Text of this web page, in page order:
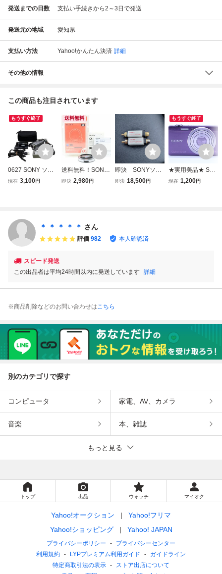
発送までの日数 支払い手続きから2～3日で発送
発送元の地域 愛知県
支払い方法 Yahoo!かんたん決済 詳細
その他の情報
この商品も注目されています
もうすぐ終了
0627 SONY ソニ
ー ビデオカメラ
現在 3,100円
送料無料
送料無料！SONY
ソニー MC PROT
即決 2,980円
即決 SONYソニ
ー MC型カートリ
即決 18,500円
もうすぐ終了
★実用美品★ SO
NY ソニー SONY
現在 1,200円
＊ ＊ ＊ ＊ ＊ さん
評価 982 本人確認済
スピード発送
この出品者は平均24時間以内に発送しています 詳細
※商品削除などのお問い合わせはこちら
別のカテゴリで探す
コンピュータ 家電、AV、カメラ
音楽 本、雑誌
もっと見る
トップ 出品 ウォッチ マイオク
Yahoo!オークション
Yahoo!フリマ
Yahoo!ショッピング
Yahoo! JAPAN
プライバシーポリシー
プライバシーセンター
利用規約
LYPプレミアム利用ガイド
ガイドライン
特定商取引法の表示
ストア出店について